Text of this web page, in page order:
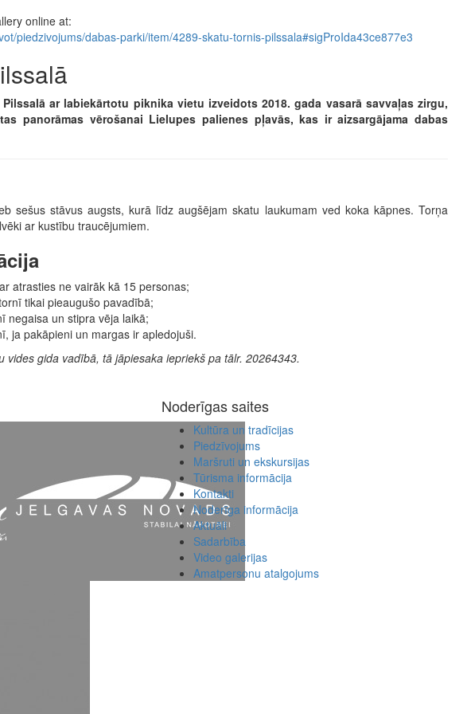
online at:
piedzivojums/dabas-parki/item/4289-skatu-tornis-pilssala#sigProIda43ce877e3
ar labiekārtotu piknika vietu izveidots 2018. gada vasarā savvaļas zirgu,
panorāmas vērošanai Lielupes palienes pļavās, kas ir aizsargājama dabas
sešus stāvus augsts, kurā līdz augšējam skatu laukumam ved koka kāpnes. Torņa
ar kustību traucējumiem.
atrasties ne vairāk kā 15 personas;
tikai pieaugušo pavadībā;
negaisa un stipra vēja laikā;
ja pakāpieni un margas ir apledojuši.
vides gida vadībā, tā jāpiesaka iepriekš pa tālr. 20264343.
Noderīgas saites
Kultūra un tradīcijas
Piedzīvojums
Maršruti un ekskursijas
Tūrisma informācija
Kontakti
Noderīga informācija
Aktuāli
Sadarbība
Video galerijas
Amatpersonu atalgojums